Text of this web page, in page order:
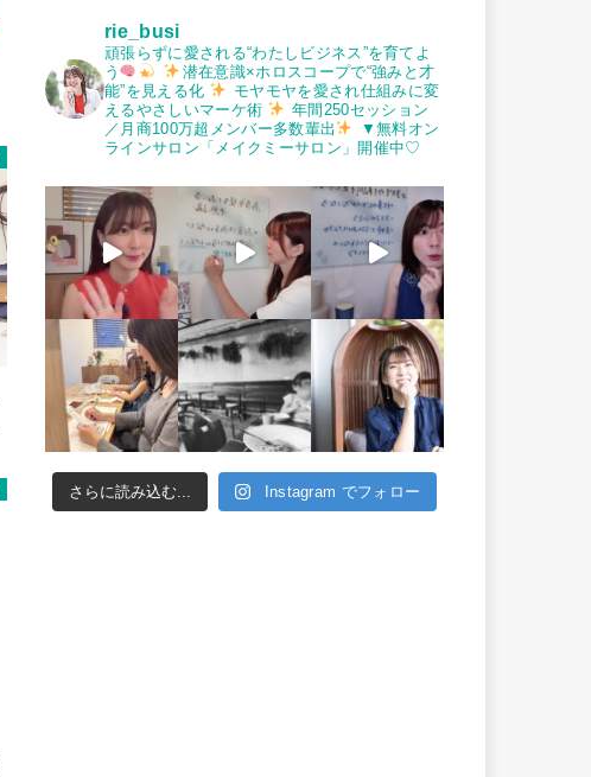
rie_busi
頑張らずに愛される“わたしビジネス”を育てよ
う
潜在意識×ホロスコープで“強みと才
能”を見える化
モヤモヤを愛され仕組みに変
えるやさしいマーケ術
年間250セッション
／月商100万超メンバー多数輩出
▼無料オン
ラインサロン「メイクミーサロン」開催中♡
さらに読み込む... Instagram でフォロー